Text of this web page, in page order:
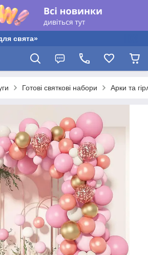
свята»
Готові святкові набори Арки та